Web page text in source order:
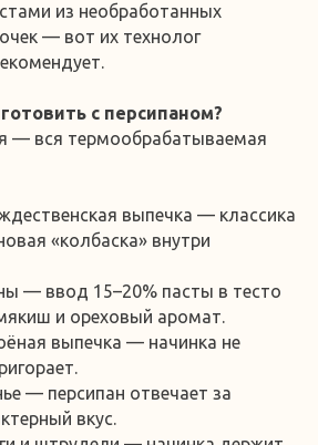
из необработанных
— вот их технолог
с персипаном?
— вся термообрабатываемая
выпечка — классика
«колбаска» внутри
— ввод 15–20% пасты в тесто
и ореховый аромат.
выпечка — начинка не
— персипан отвечает за
вкус.